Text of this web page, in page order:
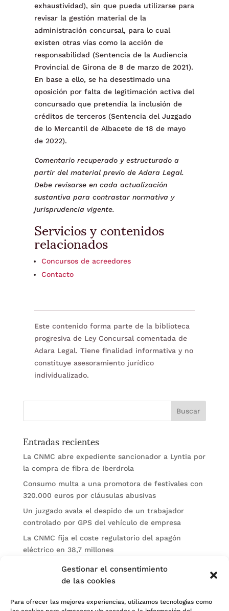
Gestionar el consentimiento
de las cookies
Para ofrecer las mejores experiencias, utilizamos tecnologías como
exhaustividad), sin que pueda utilizarse para
revisar la gestión material de la
administración concursal, para lo cual
existen otras vías como la acción de
responsabilidad (Sentencia de la Audiencia
Provincial de Girona de 8 de marzo de 2021).
En base a ello, se ha desestimado una
oposición por falta de legitimación activa del
concursado que pretendía la inclusión de
créditos de terceros (Sentencia del Juzgado
de lo Mercantil de Albacete de 18 de mayo
de 2022).
Comentario recuperado y estructurado a
partir del material previo de Adara Legal.
Debe revisarse en cada actualización
sustantiva para contrastar normativa y
jurisprudencia vigente.
Servicios y contenidos
relacionados
Concursos de acreedores
Contacto
Este contenido forma parte de la biblioteca
progresiva de Ley Concursal comentada de
Adara Legal. Tiene finalidad informativa y no
constituye asesoramiento jurídico
individualizado.
Entradas recientes
La CNMC abre expediente sancionador a Lyntia por
la compra de fibra de Iberdrola
Consumo multa a una promotora de festivales con
320.000 euros por cláusulas abusivas
Un juzgado avala el despido de un trabajador
controlado por GPS del vehículo de empresa
La CNMC fija el coste regulatorio del apagón
eléctrico en 38,7 millones
El BOE publica sanciones de la CNMV a Soltec y
Categorías